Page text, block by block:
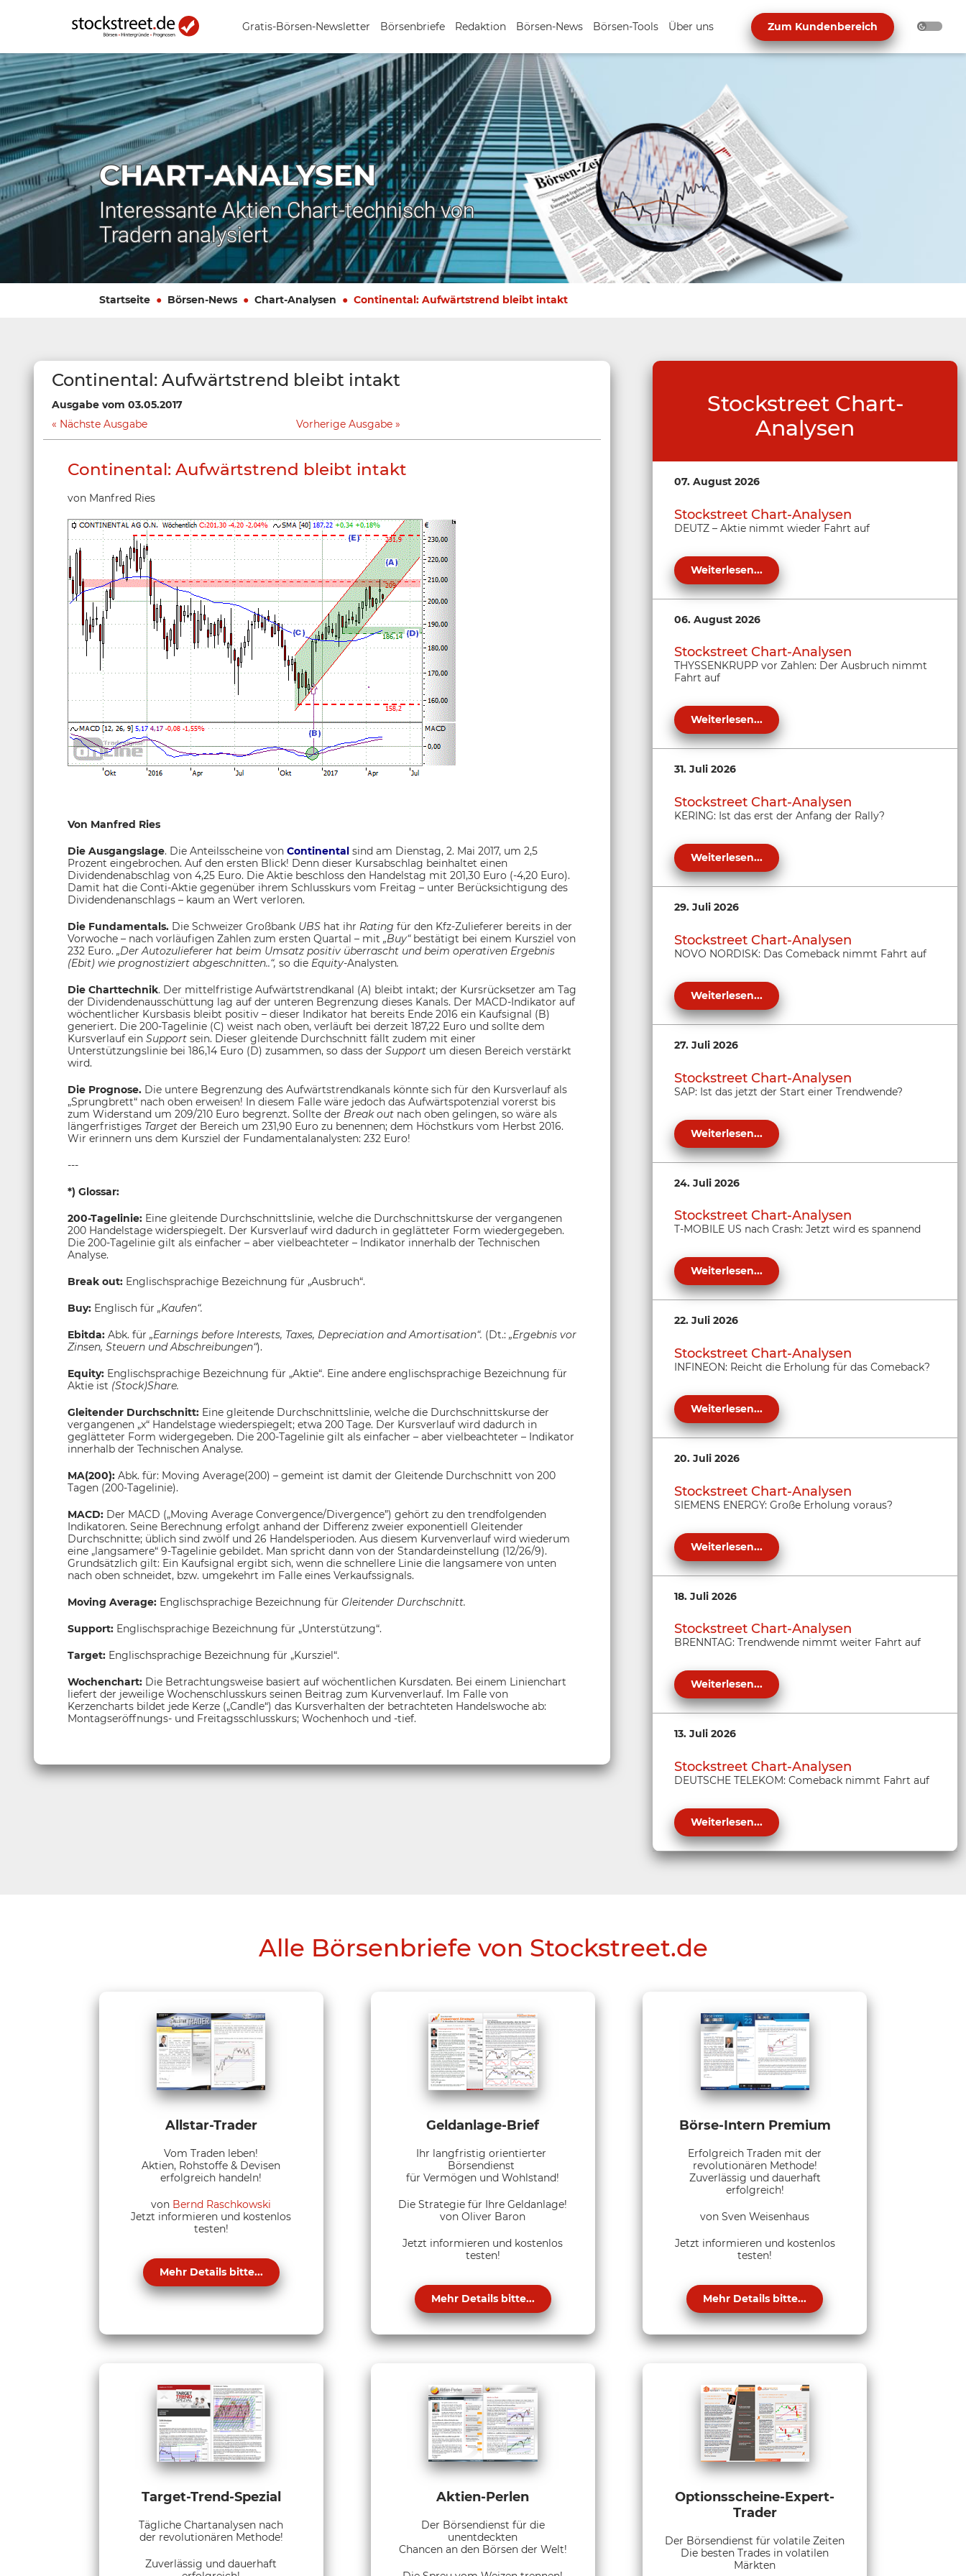
Gratis-Börsen-Newsletter Börsenbriefe Redaktion Börsen-News Börsen-Tools Über uns Zum Kundenbereich
CHART-ANALYSEN
Interessante Aktien Chart-technisch von
Tradern analysiert
Startseite Börsen-News Chart-Analysen Continental: Aufwärtstrend bleibt intakt
Continental: Aufwärtstrend bleibt intakt
Ausgabe vom 03.05.2017
Nächste Ausgabe
Vorherige Ausgabe
Continental: Aufwärtstrend bleibt intakt
von Manfred Ries
Von Manfred Ries
Die Ausgangslage. Die Anteilsscheine von Continental sind am Dienstag, 2. Mai 2017, um 2,5
Prozent eingebrochen. Auf den ersten Blick! Denn dieser Kursabschlag beinhaltet einen
Dividendenabschlag von 4,25 Euro. Die Aktie beschloss den Handelstag mit 201,30 Euro (-4,20 Euro).
Damit hat die Conti-Aktie gegenüber ihrem Schlusskurs vom Freitag – unter Berücksichtigung des
Dividendenanschlags – kaum an Wert verloren.
Die Fundamentals. Die Schweizer Großbank UBS hat ihr Rating für den Kfz-Zulieferer bereits in der
Vorwoche – nach vorläufigen Zahlen zum ersten Quartal – mit „Buy“ bestätigt bei einem Kursziel von
232 Euro. „Der Autozulieferer hat beim Umsatz positiv überrascht und beim operativen Ergebnis
(Ebit) wie prognostiziert abgeschnitten..“, so die Equity-Analysten.
Die Charttechnik. Der mittelfristige Aufwärtstrendkanal (A) bleibt intakt; der Kursrücksetzer am Tag
der Dividendenausschüttung lag auf der unteren Begrenzung dieses Kanals. Der MACD-Indikator auf
wöchentlicher Kursbasis bleibt positiv – dieser Indikator hat bereits Ende 2016 ein Kaufsignal (B)
generiert. Die 200-Tagelinie (C) weist nach oben, verläuft bei derzeit 187,22 Euro und sollte dem
Kursverlauf ein Support sein. Dieser gleitende Durchschnitt fällt zudem mit einer
Unterstützungslinie bei 186,14 Euro (D) zusammen, so dass der Support um diesen Bereich verstärkt
wird.
Die Prognose. Die untere Begrenzung des Aufwärtstrendkanals könnte sich für den Kursverlauf als
„Sprungbrett“ nach oben erweisen! In diesem Falle wäre jedoch das Aufwärtspotenzial vorerst bis
zum Widerstand um 209/210 Euro begrenzt. Sollte der Break out nach oben gelingen, so wäre als
längerfristiges Target der Bereich um 231,90 Euro zu benennen; dem Höchstkurs vom Herbst 2016.
Wir erinnern uns dem Kursziel der Fundamentalanalysten: 232 Euro!
---
*) Glossar:
200-Tagelinie: Eine gleitende Durchschnittslinie, welche die Durchschnittskurse der vergangenen
200 Handelstage widerspiegelt. Der Kursverlauf wird dadurch in geglätteter Form wiedergegeben.
Die 200-Tagelinie gilt als einfacher – aber vielbeachteter – Indikator innerhalb der Technischen
Analyse.
Break out: Englischsprachige Bezeichnung für „Ausbruch“.
Buy: Englisch für „Kaufen“.
Ebitda: Abk. für „Earnings before Interests, Taxes, Depreciation and Amortisation“. (Dt.: „Ergebnis vor
Zinsen, Steuern und Abschreibungen“).
Equity: Englischsprachige Bezeichnung für „Aktie“. Eine andere englischsprachige Bezeichnung für
Aktie ist (Stock)Share.
Gleitender Durchschnitt: Eine gleitende Durchschnittslinie, welche die Durchschnittskurse der
vergangenen „x“ Handelstage wiederspiegelt; etwa 200 Tage. Der Kursverlauf wird dadurch in
geglätteter Form widergegeben. Die 200-Tagelinie gilt als einfacher – aber vielbeachteter – Indikator
innerhalb der Technischen Analyse.
MA(200): Abk. für: Moving Average(200) – gemeint ist damit der Gleitende Durchschnitt von 200
Tagen (200-Tagelinie).
MACD: Der MACD („Moving Average Convergence/Divergence”) gehört zu den trendfolgenden
Indikatoren. Seine Berechnung erfolgt anhand der Differenz zweier exponentiell Gleitender
Durchschnitte; üblich sind zwölf und 26 Handelsperioden. Aus diesem Kurvenverlauf wird wiederum
eine „langsamere“ 9-Tagelinie gebildet. Man spricht dann von der Standardeinstellung (12/26/9).
Grundsätzlich gilt: Ein Kaufsignal ergibt sich, wenn die schnellere Linie die langsamere von unten
nach oben schneidet, bzw. umgekehrt im Falle eines Verkaufssignals.
Moving Average: Englischsprachige Bezeichnung für Gleitender Durchschnitt.
Support: Englischsprachige Bezeichnung für „Unterstützung“.
Target: Englischsprachige Bezeichnung für „Kursziel“.
Wochenchart: Die Betrachtungsweise basiert auf wöchentlichen Kursdaten. Bei einem Linienchart
liefert der jeweilige Wochenschlusskurs seinen Beitrag zum Kurvenverlauf. Im Falle von
Kerzencharts bildet jede Kerze („Candle“) das Kursverhalten der betrachteten Handelswoche ab:
Montagseröffnungs- und Freitagsschlusskurs; Wochenhoch und -tief.
Stockstreet Chart-
Analysen
07. August 2026
Stockstreet Chart-Analysen
DEUTZ – Aktie nimmt wieder Fahrt auf
Weiterlesen...
06. August 2026
Stockstreet Chart-Analysen
THYSSENKRUPP vor Zahlen: Der Ausbruch nimmt
Fahrt auf
Weiterlesen...
31. Juli 2026
Stockstreet Chart-Analysen
KERING: Ist das erst der Anfang der Rally?
Weiterlesen...
29. Juli 2026
Stockstreet Chart-Analysen
NOVO NORDISK: Das Comeback nimmt Fahrt auf
Weiterlesen...
27. Juli 2026
Stockstreet Chart-Analysen
SAP: Ist das jetzt der Start einer Trendwende?
Weiterlesen...
24. Juli 2026
Stockstreet Chart-Analysen
T-MOBILE US nach Crash: Jetzt wird es spannend
Weiterlesen...
22. Juli 2026
Stockstreet Chart-Analysen
INFINEON: Reicht die Erholung für das Comeback?
Weiterlesen...
20. Juli 2026
Stockstreet Chart-Analysen
SIEMENS ENERGY: Große Erholung voraus?
Weiterlesen...
18. Juli 2026
Stockstreet Chart-Analysen
BRENNTAG: Trendwende nimmt weiter Fahrt auf
Weiterlesen...
13. Juli 2026
Stockstreet Chart-Analysen
DEUTSCHE TELEKOM: Comeback nimmt Fahrt auf
Weiterlesen...
Alle Börsenbriefe von Stockstreet.de
Allstar-Trader
Vom Traden leben!
Aktien, Rohstoffe & Devisen
erfolgreich handeln!
von Bernd Raschkowski
Jetzt informieren und kostenlos
testen!
Mehr Details bitte...
Geldanlage-Brief
Ihr langfristig orientierter
Börsendienst
für Vermögen und Wohlstand!
Die Strategie für Ihre Geldanlage!
von Oliver Baron
Jetzt informieren und kostenlos
testen!
Mehr Details bitte...
Börse-Intern Premium
Erfolgreich Traden mit der
revolutionären Methode!
Zuverlässig und dauerhaft
erfolgreich!
von Sven Weisenhaus
Jetzt informieren und kostenlos
testen!
Mehr Details bitte...
Target-Trend-Spezial
Tägliche Chartanalysen nach
der revolutionären Methode!
Zuverlässig und dauerhaft
Aktien-Perlen
Der Börsendienst für die
unentdeckten
Chancen an den Börsen der Welt!
Optionsscheine-Expert-
Trader
Der Börsendienst für volatile Zeiten
Die besten Trades in volatilen
Märkten